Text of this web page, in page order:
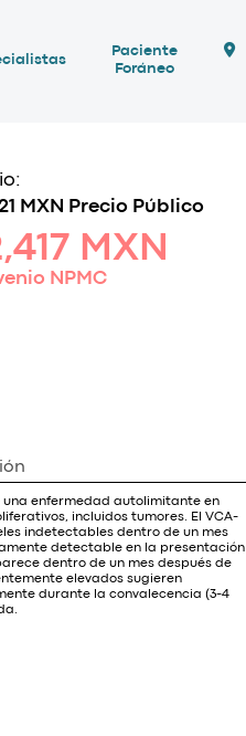
Paciente
Foráneo
MXN Precio Público
MXN
NPMC
una enfermedad autolimitante en
incluidos tumores. El VCA-
indetectables dentro de un mes
detectable en la presentación
dentro de un mes después de
elevados sugieren
durante la convalecencia (3-4